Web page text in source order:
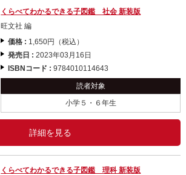
くらべてわかるできる子図鑑 社会 新装版
旺文社 編
価格 : 1,650円（税込）
発売日 :2023年03月16日
ISBNコード :9784010114643
読者対象
小学５・６年生
詳細を見る
くらべてわかるできる子図鑑 理科 新装版